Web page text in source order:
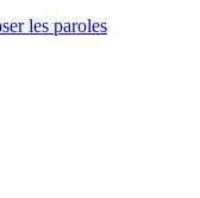
les paroles